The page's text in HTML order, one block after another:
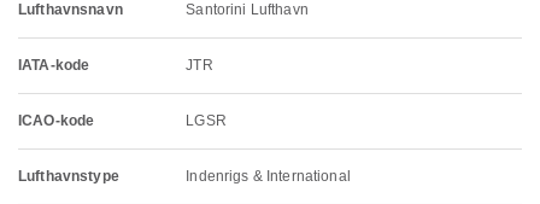
Lufthavnsnavn Santorini Lufthavn
IATA-kode JTR
ICAO-kode LGSR
Lufthavnstype Indenrigs & International